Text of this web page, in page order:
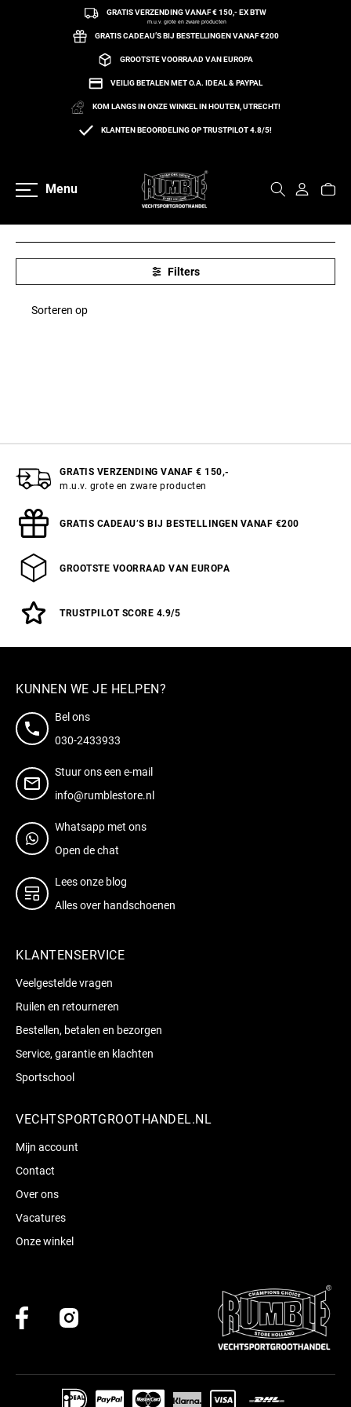
naar de contentGRATIS VERZENDING VANAF € 150,- EX BTW
m.u.v. grote en zware producten
GRATIS CADEAU’S BIJ BESTELLINGEN VANAF €200
GROOTSTE VOORRAAD VAN EUROPA
VEILIG BETALEN MET O.A. IDEAL & PAYPAL
KOM LANGS IN ONZE WINKEL IN HOUTEN, UTRECHT!
KLANTEN BEOORDELING OP TRUSTPILOT 4.8/5!
Menu
Nunchaku
Filters
Sorteren op
GRATIS VERZENDING VANAF € 150,-
m.u.v. grote en zware producten
GRATIS CADEAU’S BIJ BESTELLINGEN VANAF €200
GROOTSTE VOORRAAD VAN EUROPA
TRUSTPILOT SCORE 4.9/5
KUNNEN WE JE HELPEN?
Bel ons
030-2433933
Stuur ons een e-mail
info@rumblestore.nl
Whatsapp met ons
Open de chat
Lees onze blog
Alles over handschoenen
KLANTENSERVICE
Veelgestelde vragen
Ruilen en retourneren
Bestellen, betalen en bezorgen
Service, garantie en klachten
Sportschool
VECHTSPORTGROOTHANDEL.NL
Mijn account
Contact
Over ons
Vacatures
Onze winkel